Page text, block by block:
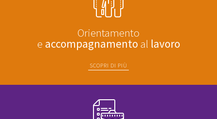
Orientamento
e accompagnamento al lavoro
SCOPRI DI PIÙ